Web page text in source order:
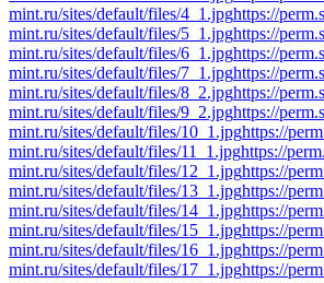
mint.ru/sites/default/files/4_1.jpghttps://
mint.ru/sites/default/files/5_1.jpghttps://
mint.ru/sites/default/files/6_1.jpghttps://
mint.ru/sites/default/files/7_1.jpghttps://
mint.ru/sites/default/files/8_2.jpghttps://
mint.ru/sites/default/files/9_2.jpghttps://
mint.ru/sites/default/files/10_1.jpghttps://
mint.ru/sites/default/files/11_1.jpghttps://
mint.ru/sites/default/files/12_1.jpghttps://
mint.ru/sites/default/files/13_1.jpghttps://
mint.ru/sites/default/files/14_1.jpghttps://
mint.ru/sites/default/files/15_1.jpghttps://
mint.ru/sites/default/files/16_1.jpghttps://
mint.ru/sites/default/files/17_1.jpghttps://